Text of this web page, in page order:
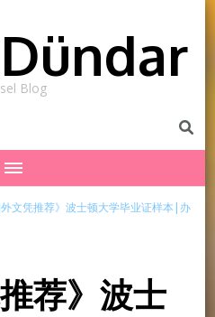
Blog
外文凭推荐》波士顿大学毕业证样本|办
荐》波士